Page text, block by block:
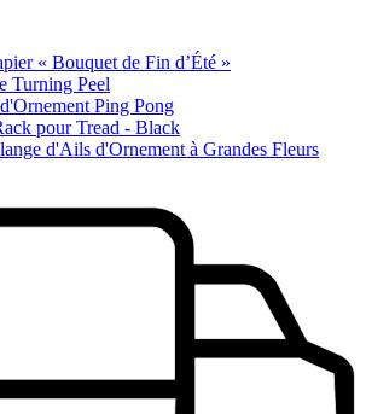
« Bouquet de Fin d’Été »
Turning Peel
Ping Pong
pour Tread - Black
d'Ails d'Ornement à Grandes Fleurs